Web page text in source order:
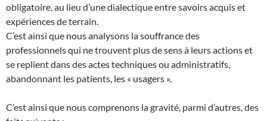
obligatoire, au lieu d’une dialectique entre savoirs acquis et
expériences de terrain.
C’est ainsi que nous analysons la souffrance des
professionnels qui ne trouvent plus de sens à leurs actions et
se replient dans des actes techniques ou administratifs,
abandonnant les patients, les « usagers ».
C’est ainsi que nous comprenons la gravité, parmi d’autres, des